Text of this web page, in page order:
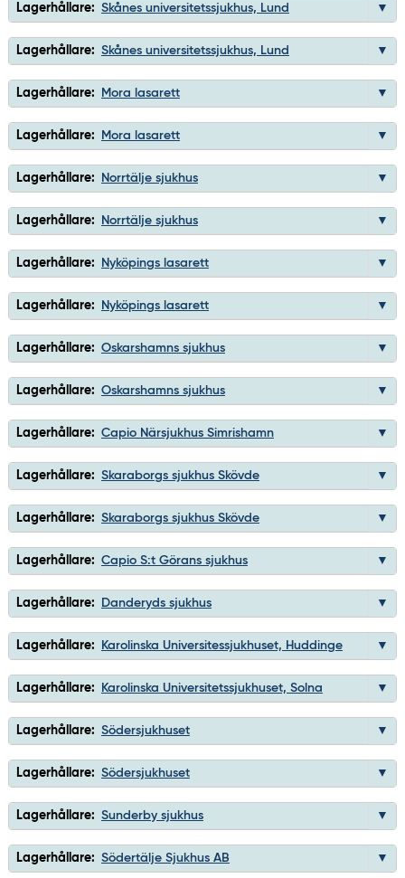
Lagerhållare: Skånes universitetssjukhus, Lund
Lagerhållare: Skånes universitetssjukhus, Lund
Lagerhållare: Mora lasarett
Lagerhållare: Mora lasarett
Lagerhållare: Norrtälje sjukhus
Lagerhållare: Norrtälje sjukhus
Lagerhållare: Nyköpings lasarett
Lagerhållare: Nyköpings lasarett
Lagerhållare: Oskarshamns sjukhus
Lagerhållare: Oskarshamns sjukhus
Lagerhållare: Capio Närsjukhus Simrishamn
Lagerhållare: Skaraborgs sjukhus Skövde
Lagerhållare: Skaraborgs sjukhus Skövde
Lagerhållare: Capio S:t Görans sjukhus
Lagerhållare: Danderyds sjukhus
Lagerhållare: Karolinska Universitessjukhuset, Huddinge
Lagerhållare: Karolinska Universitetssjukhuset, Solna
Lagerhållare: Södersjukhuset
Lagerhållare: Södersjukhuset
Lagerhållare: Sunderby sjukhus
Lagerhållare: Södertälje Sjukhus AB